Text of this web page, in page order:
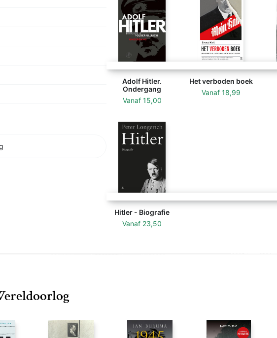
Adolf Hitler.
Ondergang
Vanaf 15,00
Het verboden boek
Vanaf 18,99
Hitler - Biografie
Vanaf 23,50